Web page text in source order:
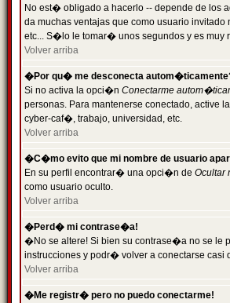
No est� obligado a hacerlo -- depende de los
da muchas ventajas que como usuario
etc... S�lo le tomar� unos segundos y es muy
Volver arriba
�Por qu� me desconecta
Si no activa la opci�n Conectarme
personas. Para mantenerse conectado, active
cyber-caf�, trabajo, universidad, etc.
Volver arriba
�C�mo evito que mi nombre de usuario
En su perfil encontrar� una opci�n de Ocultar
como usuario oculto.
Volver arriba
�Perd� mi contrase�a!
�No se altere! Si bien su contrase�a no se le
instrucciones y podr� volver a conectarse casi
Volver arriba
�Me registr� pero no puedo conectarme!